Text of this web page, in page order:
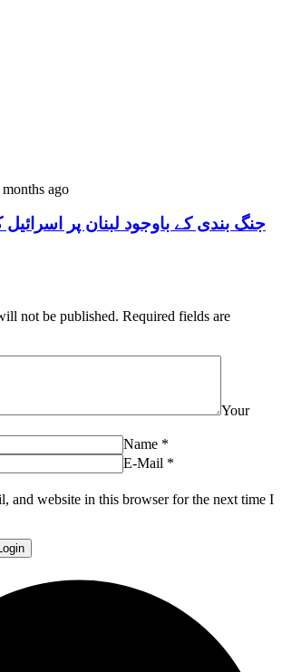
4 months ago
جنگ بندی کے باوجود لبنان پر اسرائیل
not be published. Required fields are
Your
Name *
E-Mail *
and website in this browser for the next time I